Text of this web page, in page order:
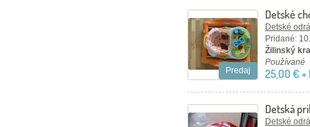
Predaj
Detské
Detské
Pridané:
Žilinský
Používané
25,00 € +
Detská
Detské